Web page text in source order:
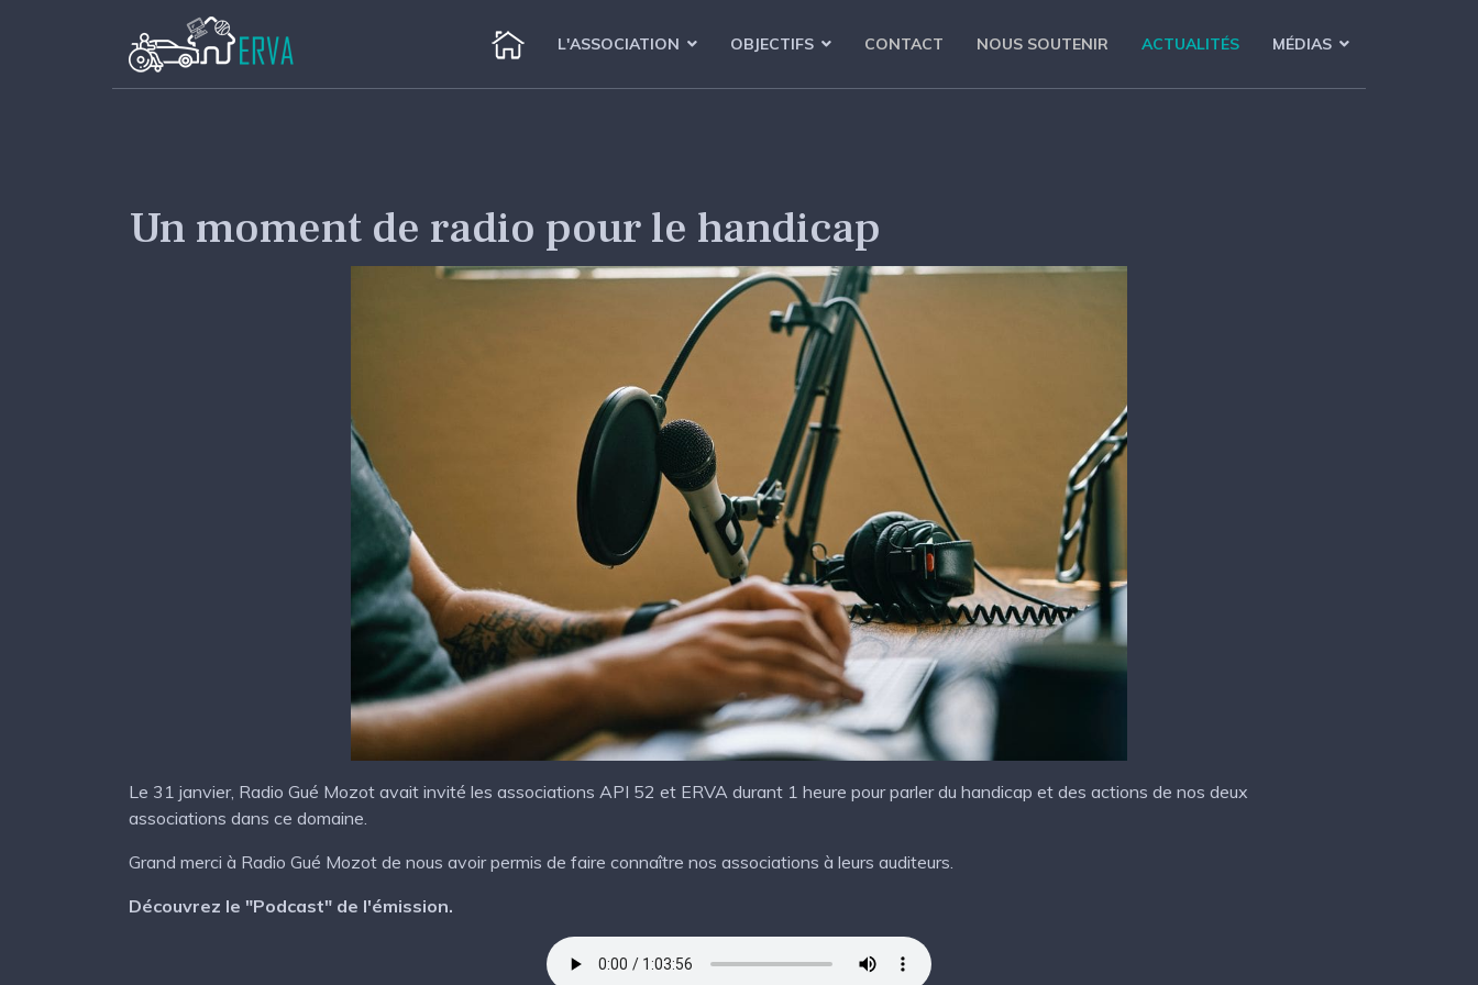
L'ASSOCIATION OBJECTIFS CONTACT NOUS SOUTENIR ACTUALITÉS MÉDIAS
Un moment de radio pour le handicap
Le 31 janvier, Radio Gué Mozot avait invité les associations API 52 et ERVA durant 1 heure pour parler du handicap et des actions de nos deux
associations dans ce domaine.
Grand merci à Radio Gué Mozot de nous avoir permis de faire connaître nos associations à leurs auditeurs.
Découvrez le "Podcast" de l'émission.